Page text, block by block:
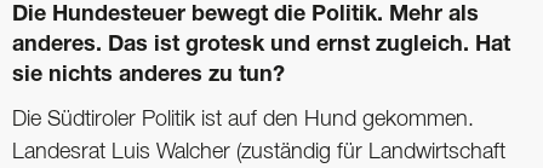
Die Hundesteuer bewegt die Politik. Mehr als
anderes. Das ist grotesk und ernst zugleich. Hat
sie nichts anderes zu tun?
Die Südtiroler Politik ist auf den Hund gekommen.
Landesrat Luis Walcher (zuständig für Landwirtschaft